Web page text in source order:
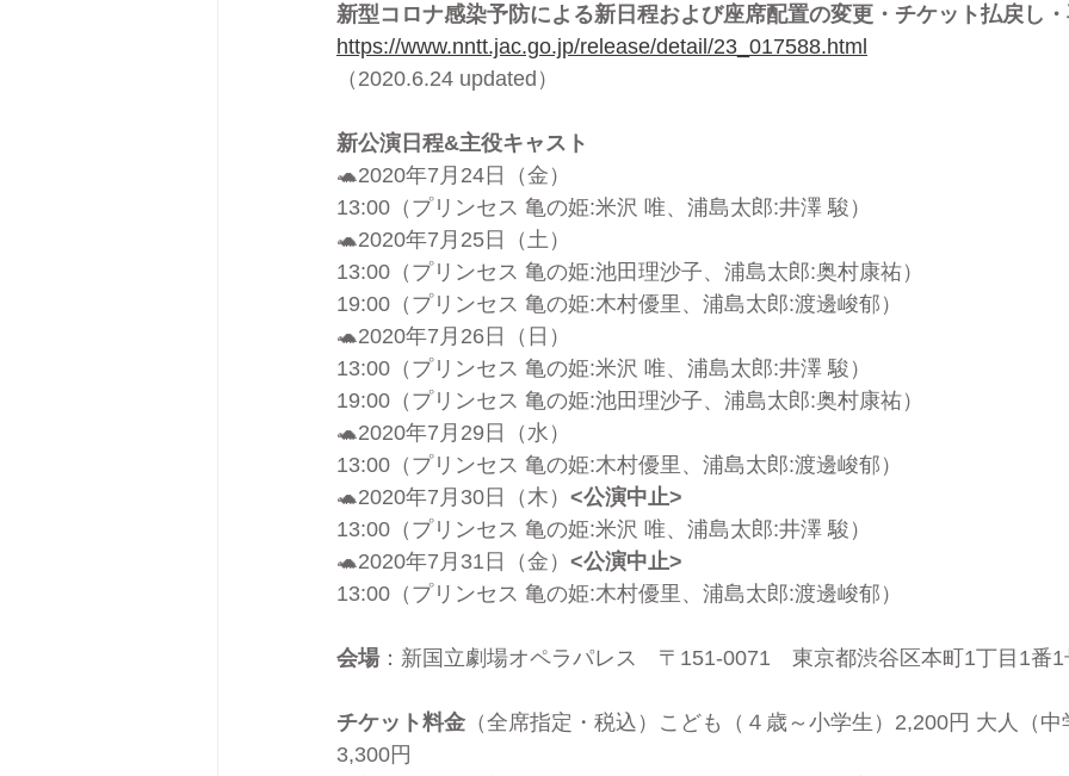
新型コロナ感染予防による新日程および座席配置の変更・チケット払戻し
https://www.nntt.jac.go.jp/release/detail/23_017588.html
（2020.6.24 updated）
新公演日程&主役キャスト
🐢2020年7月24日（金）
13:00（プリンセス 亀の姫:米沢 唯、浦島太郎:井澤 駿）
🐢2020年7月25日（土）
13:00（プリンセス 亀の姫:池田理沙子、浦島太郎:奥村康祐）
19:00（プリンセス 亀の姫:木村優里、浦島太郎:渡邊峻郁）
🐢2020年7月26日（日）
13:00（プリンセス 亀の姫:米沢 唯、浦島太郎:井澤 駿）
19:00（プリンセス 亀の姫:池田理沙子、浦島太郎:奥村康祐）
🐢2020年7月29日（水）
13:00（プリンセス 亀の姫:木村優里、浦島太郎:渡邊峻郁）
🐢2020年7月30日（木） <公演中止>
13:00（プリンセス 亀の姫:米沢 唯、浦島太郎:井澤 駿 ）
🐢2020年7月31日（金） <公演中止>
13:00（プリンセス 亀の姫:木村優里、浦島太郎:渡邊峻郁）
会場：新国立劇場オペラパレス　〒151-0071　東京都渋谷区本町1丁目1番1
チケット料金 （全席指定・税込）こども（４歳～小学生）2,200円 大人（
3,300円